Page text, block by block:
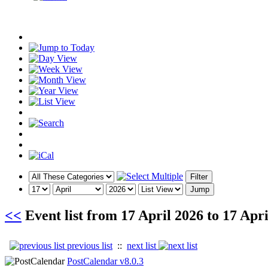
<< Event list from 17 April 2026 to 17
previous list :: next list
PostCalendar v8.0.3